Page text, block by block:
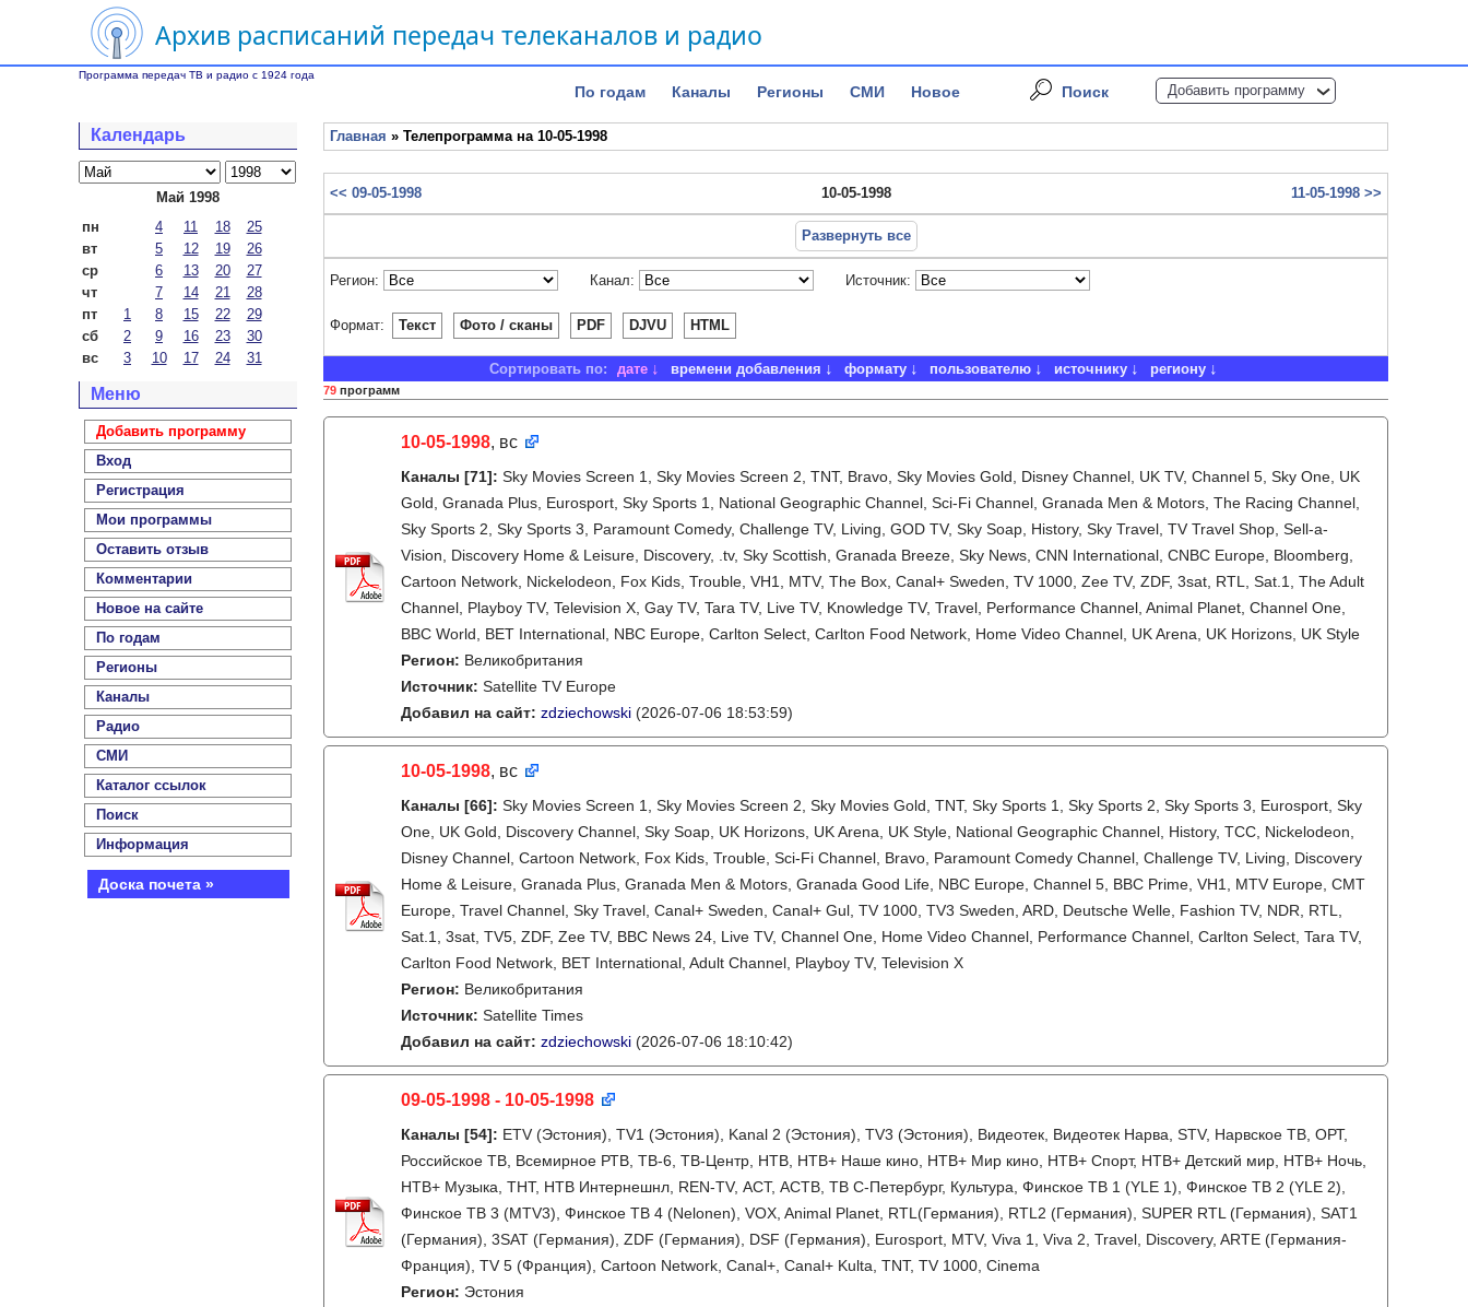
Архив расписаний передач телеканалов и радио
Программа передач ТВ и радио с 1924 года
По годам Каналы Регионы СМИ Новое Поиск Добавить программу
Календарь
Май 1998
пн
4 11 18
25
вт
5 12 19
26
ср
6 13 20
27
чт
7 14 21
28
пт
1 8 15 22
29
сб
2 9 16 23
30
вс
3 10 17 24 31
Меню
Добавить программу
Вход
Регистрация
Мои программы
Оставить отзыв
Комментарии
Новое на сайте
По годам
Регионы
Каналы
Радио
СМИ
Каталог ссылок
Поиск
Информация
Доска почета »
Главная » Телепрограмма на 10-05-1998
<< 09-05-1998 10-05-1998 11-05-1998 >>
Развернуть все
Регион: Канал: Источник:
Формат: Текст Фото / сканы PDF DJVU HTML
Сортировать по: дате времени добавления формату пользователю источнику региону
79 программ
10-05-1998, вс
Каналы [71]: Sky Movies Screen 1, Sky Movies Screen 2, TNT, Bravo, Sky Movies Gold, Disney Channel, UK TV, Channel 5, Sky One, UK
Gold, Granada Plus, Eurosport, Sky Sports 1, National Geographic Channel, Sci-Fi Channel, Granada Men & Motors, The Racing Channel,
Sky Sports 2, Sky Sports 3, Paramount Comedy, Challenge TV, Living, GOD TV, Sky Soap, History, Sky Travel, TV Travel Shop, Sell-a-
Vision, Discovery Home & Leisure, Discovery, .tv, Sky Scottish, Granada Breeze, Sky News, CNN International, CNBC Europe, Bloomberg,
Cartoon Network, Nickelodeon, Fox Kids, Trouble, VH1, MTV, The Box, Canal+ Sweden, TV 1000, Zee TV, ZDF, 3sat, RTL, Sat.1, The Adult
Channel, Playboy TV, Television X, Gay TV, Tara TV, Live TV, Knowledge TV, Travel, Performance Channel, Animal Planet, Channel One,
BBC World, BET International, NBC Europe, Carlton Select, Carlton Food Network, Home Video Channel, UK Arena, UK Horizons, UK Style
Регион: Великобритания
Источник: Satellite TV Europe
Добавил на сайт: zdziechowski (2026-07-06 18:53:59)
10-05-1998, вс
Каналы [66]: Sky Movies Screen 1, Sky Movies Screen 2, Sky Movies Gold, TNT, Sky Sports 1, Sky Sports 2, Sky Sports 3, Eurosport, Sky
One, UK Gold, Discovery Channel, Sky Soap, UK Horizons, UK Arena, UK Style, National Geographic Channel, History, TCC, Nickelodeon,
Disney Channel, Cartoon Network, Fox Kids, Trouble, Sci-Fi Channel, Bravo, Paramount Comedy Channel, Challenge TV, Living, Discovery
Home & Leisure, Granada Plus, Granada Men & Motors, Granada Good Life, NBC Europe, Channel 5, BBC Prime, VH1, MTV Europe, CMT
Europe, Travel Channel, Sky Travel, Canal+ Sweden, Canal+ Gul, TV 1000, TV3 Sweden, ARD, Deutsche Welle, Fashion TV, NDR, RTL,
Sat.1, 3sat, TV5, ZDF, Zee TV, BBC News 24, Live TV, Channel One, Home Video Channel, Performance Channel, Carlton Select, Tara TV,
Carlton Food Network, BET International, Adult Channel, Playboy TV, Television X
Регион: Великобритания
Источник: Satellite Times
Добавил на сайт: zdziechowski (2026-07-06 18:10:42)
09-05-1998 - 10-05-1998
Каналы [54]: ETV (Эстония), TV1 (Эстония), Kanal 2 (Эстония), TV3 (Эстония), Видеотек, Видеотек Нарва, STV, Нарвское ТВ, ОРТ,
Российское ТВ, Всемирное РТВ, ТВ-6, ТВ-Центр, НТВ, НТВ+ Наше кино, НТВ+ Мир кино, НТВ+ Спорт, НТВ+ Детский мир, НТВ+ Ночь,
НТВ+ Музыка, ТНТ, НТВ Интернешнл, REN-TV, АСТ, АСТВ, ТВ С-Петербург, Культура, Финское ТВ 1 (YLE 1), Финское ТВ 2 (YLE 2),
Финское ТВ 3 (MTV3), Финское ТВ 4 (Nelonen), VOX, Animal Planet, RTL(Германия), RTL2 (Германия), SUPER RTL (Германия), SAT1
(Германия), 3SAT (Германия), ZDF (Германия), DSF (Германия), Eurosport, MTV, Viva 1, Viva 2, Travel, Discovery, ARTE (Германия-
Франция), TV 5 (Франция), Cartoon Network, Canal+, Canal+ Kulta, TNT, TV 1000, Cinema
Регион: Эстония